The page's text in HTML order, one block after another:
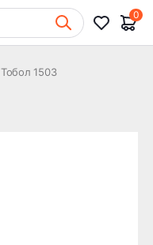
0
Тобол 1503